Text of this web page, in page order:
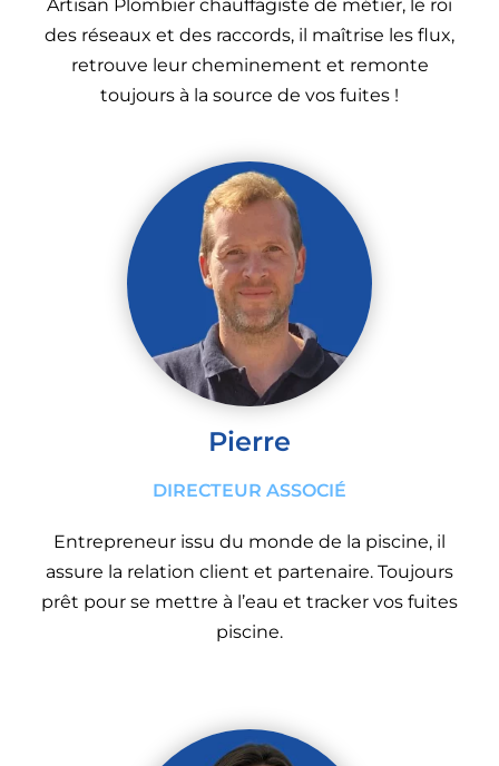
Artisan Plombier chauffagiste de métier, le roi
des réseaux et des raccords, il maîtrise les flux,
retrouve leur cheminement et remonte
toujours à la source de vos fuites !
Pierre
DIRECTEUR ASSOCIÉ
Entrepreneur issu du monde de la piscine, il
assure la relation client et partenaire. Toujours
prêt pour se mettre à l’eau et tracker vos fuites
piscine.